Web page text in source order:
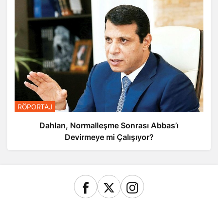
RÖPORTAJ
Dahlan, Normalleşme Sonrası Abbas’ı
Devirmeye mi Çalışıyor?